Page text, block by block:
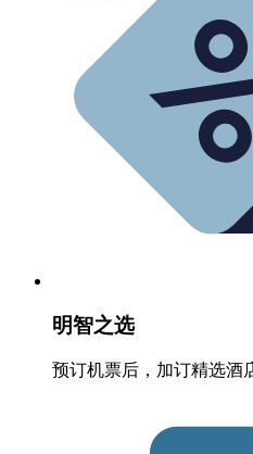
明智之选
预订机票后，加订精选酒